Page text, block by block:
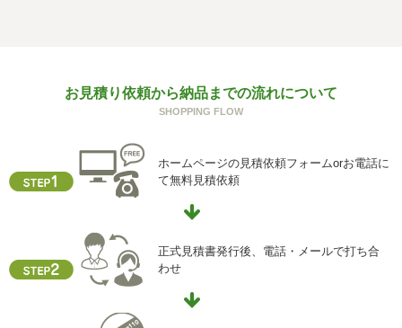
ご本人からの求めにより、当社が保有する保有個人データ
に関する開示、利用目的の通知、内容の訂正・追加または
供記録の開示(以下、開示等という)に応じます。
開示等に応ずる窓口は、下記「当社の個人情報の取扱いに
関する苦情、相談等の問合せ先」を参照してください。
クッキーやウェブビーコン等を用いるなどして、本人が容
易に認識できない方法による個人情報の取得を行っており
ません。
i) 個人情報保護方針
お見積り依頼から納品までの流れについて
SHOPPING FLOW
ホームページの見積依頼フォームorお電話に
て無料見積依頼
正式見積書発行後、電話・メールで打ち合
わせ